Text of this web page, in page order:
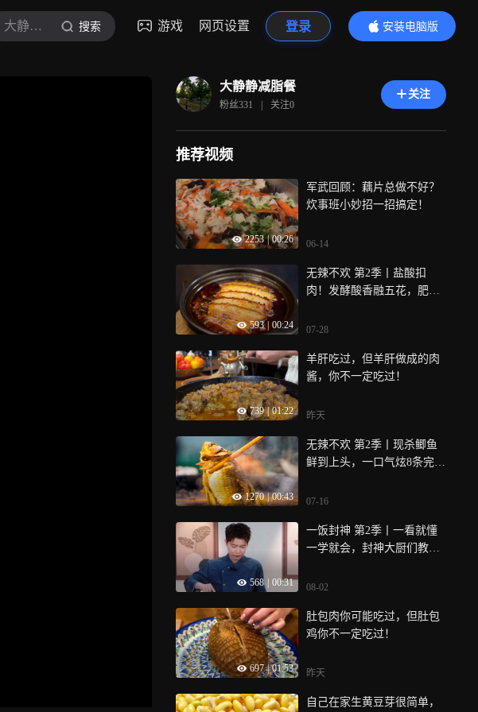
大静静减脂餐 搜索 游戏 网页设置 登录
安装电脑版
内容更精彩
大静静减脂餐
粉丝331 | 关注0
关注
推荐视频
2253 | 00:26
军武回顾：藕片总做不好？
炊事班小妙招一招搞定！
06-14
593 00:24
无辣不欢 第2季丨盐酸扣
肉！发酵酸香融五花，肥而
07-28
739 | 01:22
羊肝吃过，但羊肝做成的肉
酱，你不一定吃过！
昨天
1270 | 00:43
无辣不欢 第2季丨现杀鲫鱼
鲜到上头，一口气炫8条完全
07-16
568 00:31
一饭封神 第2季丨一看就懂
一学就会，封神大厨们教你
08-02
697 | 01:53
肚包肉你可能吃过，但肚包
鸡你不一定吃过！
昨天
自己在家生黄豆芽很简单，